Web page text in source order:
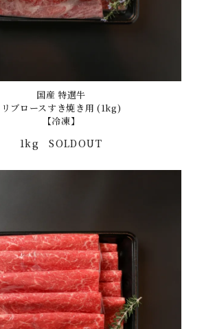
国産 特選牛
リブロースすき焼き用 (1kg)
【冷凍】
1kg SOLDOUT